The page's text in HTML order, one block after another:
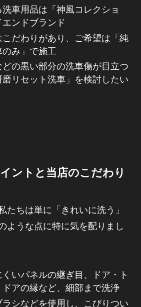
車用品は「神風コレクショ
ンドブランド
こだわりがあり、ご希望は「純
み」で施工
どの黒い部分の洗車傷が目立つ
リセット洗車」を検討したい
ントと当店のこだわり
たちは単に「きれいに洗う」
ような点に特に気を配りまし
いパネルの継ぎ目、ドア・ト
ドアの縁など、細部まで洗浄
シなどを使用し、こびりつい